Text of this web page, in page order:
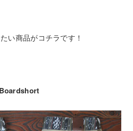
い商品がコチラです！